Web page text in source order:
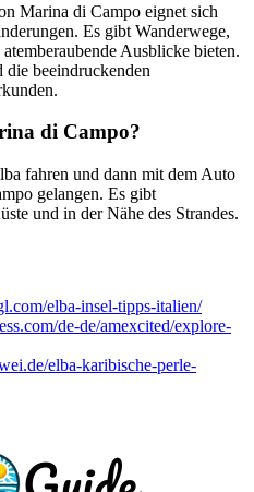
Marina di Campo eignet sich
Es gibt Wanderwege,
Ausblicke bieten.
die beeindruckenden
di Campo?
fahren und dann mit dem Auto
gelangen. Es gibt
und in der Nähe des Strandes.
elba-insel-tipps-italien/
de-de/amexcited/explore-
elba-karibische-perle-